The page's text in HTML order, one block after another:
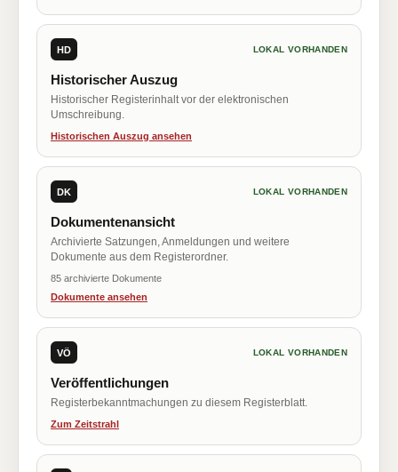
HD LOKAL VORHANDEN
Historischer Auszug
Historischer Registerinhalt vor der elektronischen
Umschreibung.
Historischen Auszug ansehen
DK LOKAL VORHANDEN
Dokumentenansicht
Archivierte Satzungen, Anmeldungen und weitere
Dokumente aus dem Registerordner.
85 archivierte Dokumente
Dokumente ansehen
VÖ LOKAL VORHANDEN
Veröffentlichungen
Registerbekanntmachungen zu diesem Registerblatt.
Zum Zeitstrahl